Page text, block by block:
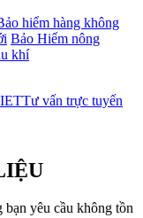
hiểm hàng không
Bảo Hiểm nông
khí
Tư vấn trực tuyến
yêu cầu không tồn